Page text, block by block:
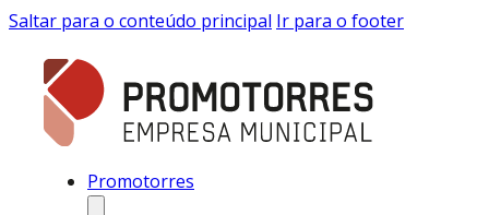
Saltar para o conteúdo principal Ir para o footer
Promotorres